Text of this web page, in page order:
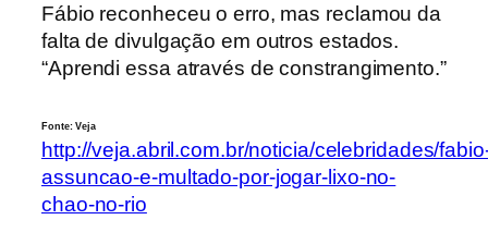
Fábio reconheceu o erro, mas reclamou da
falta de divulgação em outros estados.
“Aprendi essa através de constrangimento.”
Fonte: Veja
http://veja.abril.com.br/noticia/celebridades/
assuncao-e-multado-por-jogar-lixo-no-
chao-no-rio